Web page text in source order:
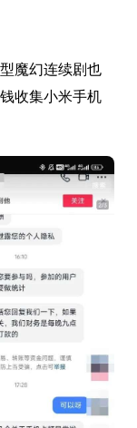
魔幻连续剧也
收集小米手机